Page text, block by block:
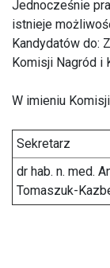
Jednocześnie
istnieje
Kandydatów do:
Komisji Nagród i
W imieniu
Sekretarz
dr hab. n. med.
Tomaszuk-